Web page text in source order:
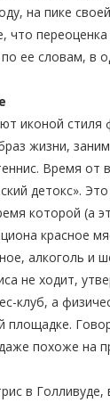
на пике
что
ее словам, в
иконой стиля
жизни,
Время от
детокс».
которой (а
красное
алкоголь и
не ходит,
клуб, а
площадке.
похоже на
в